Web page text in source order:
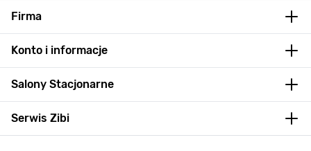
Firma
Konto i informacje
Salony Stacjonarne
Serwis Zibi